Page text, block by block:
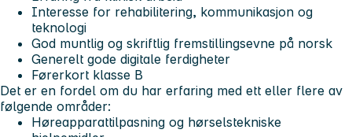
Interesse for rehabilitering, kommunikasjon og
teknologi
God muntlig og skriftlig fremstillingsevne på norsk
Generelt gode digitale ferdigheter
Førerkort klasse B
Det er en fordel om du har erfaring med ett eller flere av
følgende områder:
Høreapparattilpasning og hørselstekniske